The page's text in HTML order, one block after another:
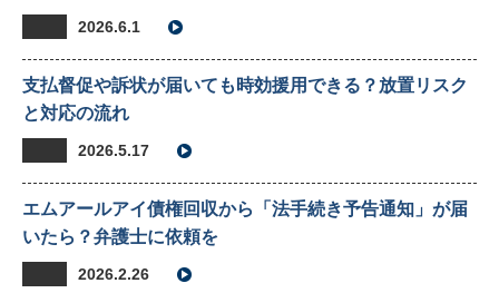
2026.6.1
支払督促や訴状が届いても時効援用できる？放置リスク
と対応の流れ
2026.5.17
エムアールアイ債権回収から「法手続き予告通知」が届
いたら？弁護士に依頼を
2026.2.26